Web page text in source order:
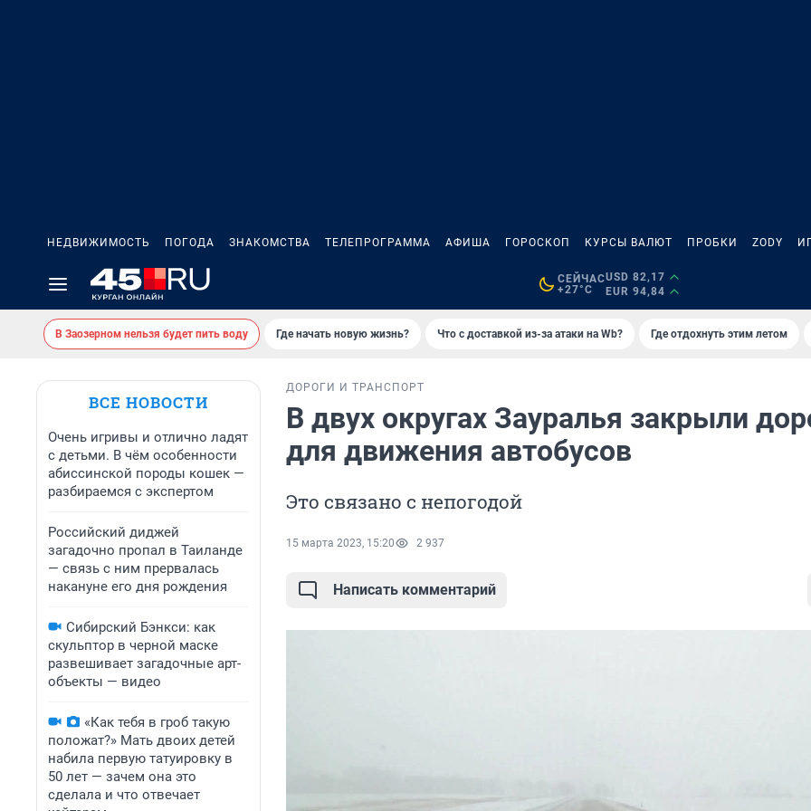
НЕДВИЖИМОСТЬ ПОГОДА ЗНАКОМСТВА ТЕЛЕПРОГРАММА АФИША ГОРОСКОП КУРСЫ ВАЛЮТ ПРОБКИ ZODY
СЕЙЧАС
+27°C
USD 82,17
EUR 94,84
В Заозерном нельзя будет пить воду Где начать новую жизнь? Что с доставкой из-за атаки на Wb? Где отдохнуть этим летом
ВСЕ НОВОСТИ
Очень игривы и отлично ладят
с детьми. В чём особенности
абиссинской породы кошек —
разбираемся с экспертом
Российский диджей
загадочно пропал в Таиланде
— связь с ним прервалась
накануне его дня рождения
Сибирский Бэнкси: как
скульптор в черной маске
развешивает загадочные арт-
объекты — видео
«Как тебя в гроб такую
положат?» Мать двоих детей
набила первую татуировку в
50 лет — зачем она это
сделала и что отвечает
ДОРОГИ И ТРАНСПОРТ
В двух округах Зауралья закрыли
для движения автобусов
Это связано с непогодой
15 марта 2023, 15:20 2 937
Написать комментарий